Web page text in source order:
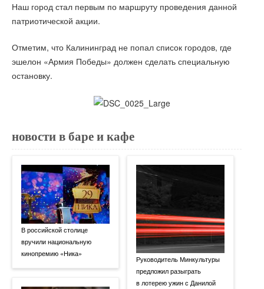
Наш город стал первым по маршруту проведения данной
патриотической акции.
Отметим, что Калининград не попал список городов, где
эшелон «Армия Победы» должен сделать специальную
остановку.
новости в баре и кафе
В российской столице
вручили национальную
кинопремию «Ника»
Руководитель Минкультуры
предложил разыграть
в лотерею ужин с Данилой